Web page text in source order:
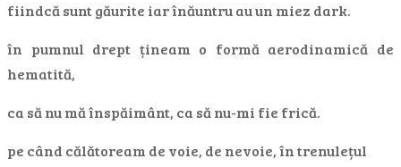
fiindcă sunt găurite iar înăuntru au un miez dark.
în pumnul drept țineam o formă aerodinamică de
hematită,
ca să nu mă înspăimânt, ca să nu-mi fie frică.
pe când călătoream de voie, de nevoie, în trenulețul